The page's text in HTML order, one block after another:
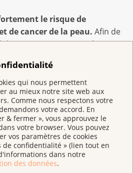
qui nous permettent
au mieux notre site web aux
Comme nous respectons votre
votre accord. En
& fermer », vous approuvez le
votre browser. Vous pouvez
vos paramètres de cookies
de confidentialité » (lien tout en
dans notre
des données.
le risque de
de cancer de la peau. Afin de
et personnes à
relative à la loi fédérale sur la
liés au rayonnement
LRNIS). « Du point de vue de
de renoncer autant que
déclare Evelyn Stempfel de
commune « Protège-toi du
quatre organisations veulent